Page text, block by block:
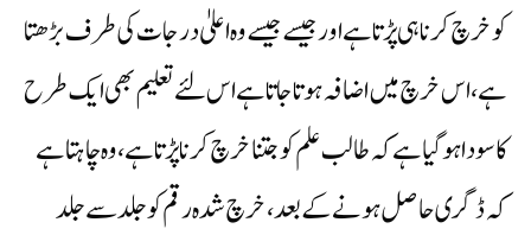
کو خرچ کرنا ہی پڑتا ہے اور جیسے جیسے وہ اعلیٰ درجات کی طرف بڑھتا
ہے،اس خرچ میں اضافہ ہوتا جاتا ہے اس لئے تعلیم بھی ایک طرح
کا سودا ہوگیا ہے کہ طالب علم کو جتنا خرچ کرنا پڑتا ہے،وہ چاہتا ہے
کہ ڈگری حاصل ہونے کے بعد، خرچ شدہ رقم کو جلد سے جلد